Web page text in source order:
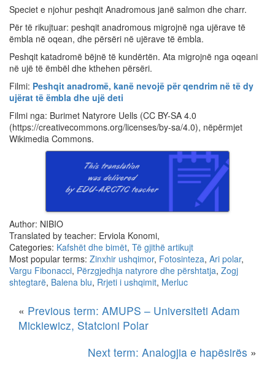
Speciet e njohur peshqit Anadromous janë salmon dhe charr.
Për të rikujtuar: peshqit anadromous migrojnë nga ujërave të
ëmbla në oqean, dhe përsëri në ujërave të ëmbla.
Peshqit katadromë bëjnë të kundërtën. Ata migrojnë nga oqeani
në ujë të ëmbël dhe kthehen përsëri.
Filmi: Peshqit anadromë, kanë nevojë për qendrim në të dy
ujërat të ëmbla dhe ujë deti
Filmi nga: Burimet Natyrore Uells (CC BY-SA 4.0
(https://creativecommons.org/licenses/by-sa/4.0), nëpërmjet
Wikimedia Commons.
Author: NIBIO
Translated by teacher: Erviola Konomi,
Categories: Kafshët dhe bimët, Të gjithë artikujt
Most popular terms: Zinxhir ushqimor, Fotosinteza, Ari polar,
Vargu Fibonacci, Përzgjedhja natyrore dhe përshtatja, Zogj
shtegtarë, Balena blu, Rrjeti i ushqimit, Merluc
« Previous term: AMUPS – Universiteti Adam
Mickiewicz, Statcioni Polar
Next term: Analogjia e hapësirës »